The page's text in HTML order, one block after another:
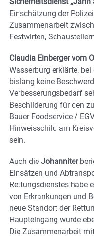
Einschätzung der
Zusammenarbeit
Festwirten,
Claudia Einberger vom
Wasserburg erklärte,
bislang keine
Verbesserungsbedarf
Beschilderung für den
Bauer Foodservice /
Hinweisschild am
sein.
Auch die Johanniter
Einsätzen und
Rettungsdienstes habe
von Erkrankungen und
neue Standort der
Haupteingang wurde
Die Zusammenarbeit